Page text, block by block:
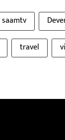
saamtv
travel